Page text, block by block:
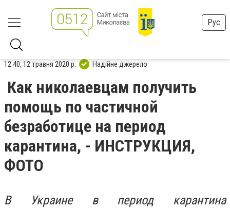
Рус
12:40, 12 травня 2020 р. Надійне джерело
Как николаевцам получить
помощь по частичной
безработице на период
карантина, - ИНСТРУКЦИЯ,
ФОТО
В Украине в период карантина